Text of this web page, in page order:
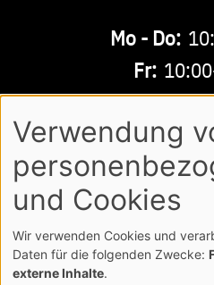
Mo - Do:
Fr:
Sa - So:
Footer
AGB
LOGIN
COPYRIGHT NOISY
Verwendung
und Cookies
Wir verwenden Cookies und
Daten für die folgenden Zwecke:
externe Inhalte.